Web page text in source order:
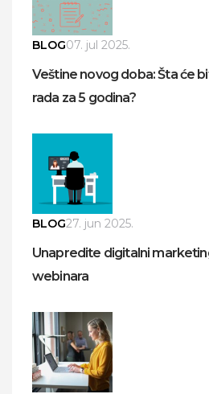
BLOG07. jul 2025.
Veštine novog doba: Šta će
rada za 5 godina?
BLOG27. jun 2025.
Unapredite digitalni
webinara